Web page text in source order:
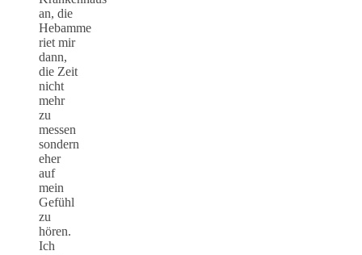
an, die
Hebamme
riet mir
dann,
die Zeit
nicht
mehr
zu
messen
sondern
eher
auf
mein
Gefühl
zu
hören.
Ich